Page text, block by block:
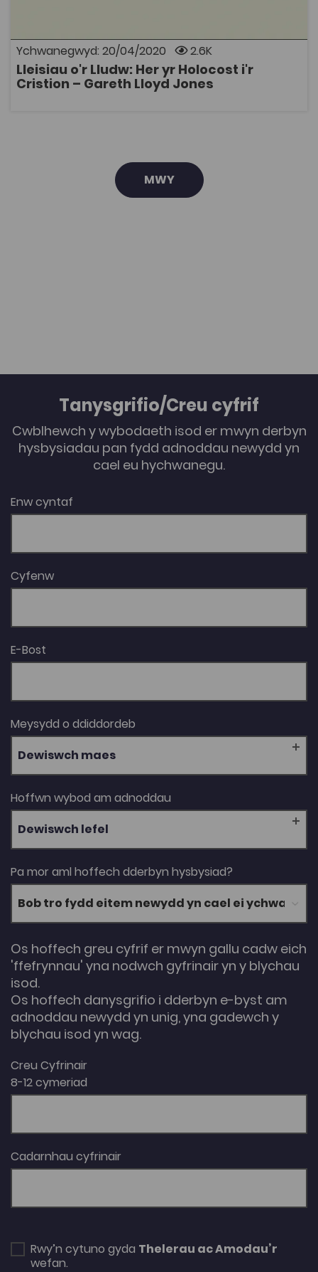
Ychwanegwyd: 20/04/2020 2.6K
Lleisiau o'r Lludw: Her yr Holocost i'r
Cristion – Gareth Lloyd Jones
e-lyfr ar ffurf PDF, ePub neu Mobi.
AGOR
MWY
Tanysgrifio/Creu cyfrif
Cwblhewch y wybodaeth isod er mwyn derbyn
hysbysiadau pan fydd adnoddau newydd yn
cael eu hychwanegu.
Enw cyntaf
Cyfenw
E-Bost
Meysydd o ddiddordeb
Dewiswch maes
Hoffwn wybod am adnoddau
Dewiswch lefel
Pa mor aml hoffech dderbyn hysbysiad?
Os hoffech greu cyfrif er mwyn gallu cadw eich
'ffefrynnau' yna nodwch gyfrinair yn y blychau
isod.
Os hoffech danysgrifio i dderbyn e-byst am
adnoddau newydd yn unig, yna gadewch y
blychau isod yn wag.
Creu Cyfrinair
8-12 cymeriad
Cadarnhau cyfrinair
Rwy’n cytuno gyda Thelerau ac Amodau’r
wefan.